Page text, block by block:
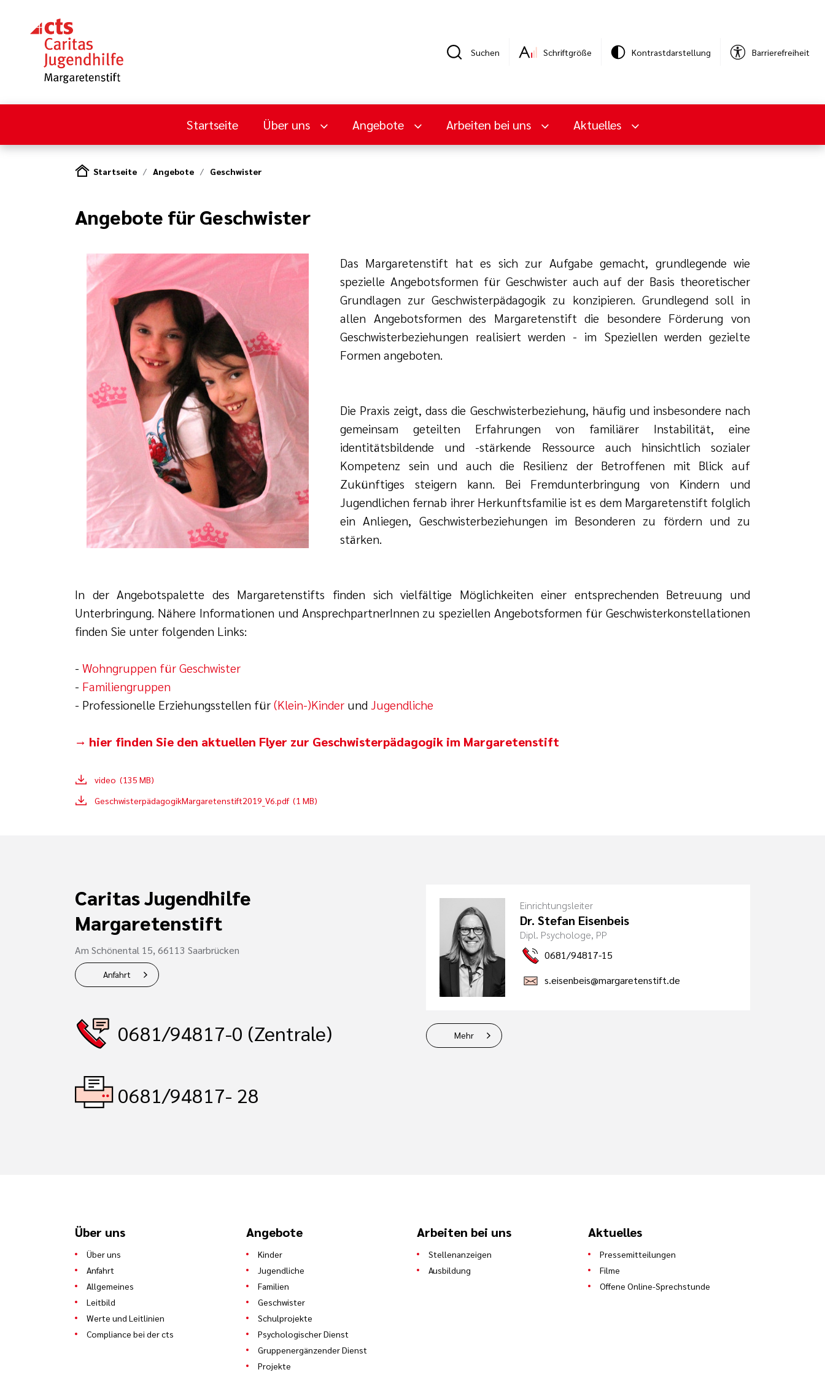
Suchen Schriftgröße Kontrastdarstellung Barrierefreiheit
Startseite Über uns Angebote Arbeiten bei uns Aktuelles
Startseite Angebote Geschwister
Angebote für Geschwister
Das Margaretenstift hat es sich zur Aufgabe gemacht, grundlegende wie
spezielle Angebotsformen für Geschwister auch auf der Basis theoretischer
Grundlagen zur Geschwisterpädagogik zu konzipieren. Grundlegend soll in
allen Angebotsformen des Margaretenstift die besondere Förderung von
Geschwisterbeziehungen realisiert werden - im Speziellen werden gezielte
Formen angeboten.
Die Praxis zeigt, dass die Geschwisterbeziehung, häufig und insbesondere nach
gemeinsam geteilten Erfahrungen von familiärer Instabilität, eine
identitätsbildende und -stärkende Ressource auch hinsichtlich sozialer
Kompetenz sein und auch die Resilienz der Betroffenen mit Blick auf
Zukünftiges steigern kann. Bei Fremdunterbringung von Kindern und
Jugendlichen fernab ihrer Herkunftsfamilie ist es dem Margaretenstift folglich
ein Anliegen, Geschwisterbeziehungen im Besonderen zu fördern und zu
stärken.
In der Angebotspalette des Margaretenstifts finden sich vielfältige Möglichkeiten einer entsprechenden Betreuung und
Unterbringung. Nähere Informationen und AnsprechpartnerInnen zu speziellen Angebotsformen für Geschwisterkonstellationen
finden Sie unter folgenden Links:
- Wohngruppen für Geschwister
- Familiengruppen
- Professionelle Erziehungsstellen für(Klein-)Kinder und Jugendliche
→ hier finden Sie den aktuellen Flyer zur Geschwisterpädagogik im Margaretenstift
video (135 MB)
GeschwisterpädagogikMargaretenstift2019_V6.pdf (1 MB)
Caritas Jugendhilfe
Margaretenstift
Am Schönental 15, 66113 Saarbrücken
Anfahrt
0681/94817-0 (Zentrale)
0681/94817- 28
Einrichtungsleiter
Dr. Stefan Eisenbeis
Dipl. Psychologe, PP
0681/94817-15
s.eisenbeis@margaretenstift.de
Mehr
Über uns
Über uns
Anfahrt
Allgemeines
Leitbild
Werte und Leitlinien
Compliance bei der cts
Angebote
Kinder
Jugendliche
Familien
Geschwister
Schulprojekte
Psychologischer Dienst
Gruppenergänzender Dienst
Projekte
Arbeiten bei uns
Stellenanzeigen
Ausbildung
Aktuelles
Pressemitteilungen
Filme
Offene Online-Sprechstunde